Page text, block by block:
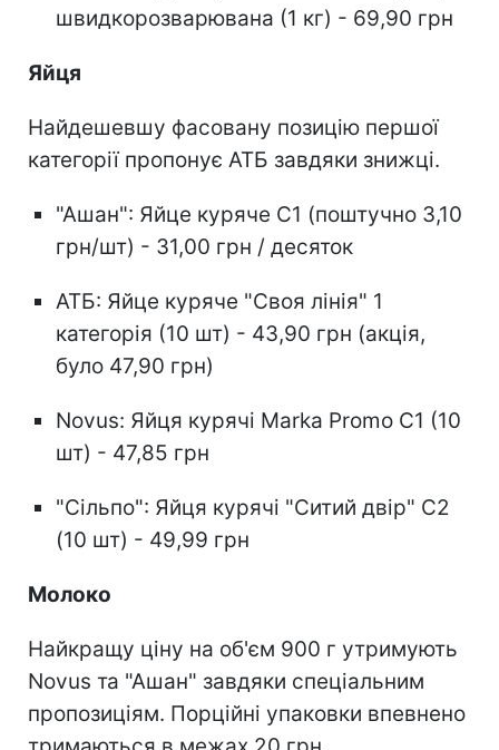
швидкорозварювана (1 кг) - 69,90 грн
Яйця
Найдешевшу фасовану позицію першої
категорії пропонує АТБ завдяки знижці.
"Ашан": Яйце куряче С1 (поштучно 3,10
грн/шт) - 31,00 грн / десяток
АТБ: Яйце куряче "Своя лінія" 1
категорія (10 шт) - 43,90 грн (акція,
було 47,90 грн)
Novus: Яйця курячі Marka Promo С1 (10
шт) - 47,85 грн
"Сільпо": Яйця курячі "Ситий двір" С2
(10 шт) - 49,99 грн
Молоко
Найкращу ціну на об'єм 900 г утримують
Novus та "Ашан" завдяки спеціальним
пропозиціям. Порційні упаковки впевнено